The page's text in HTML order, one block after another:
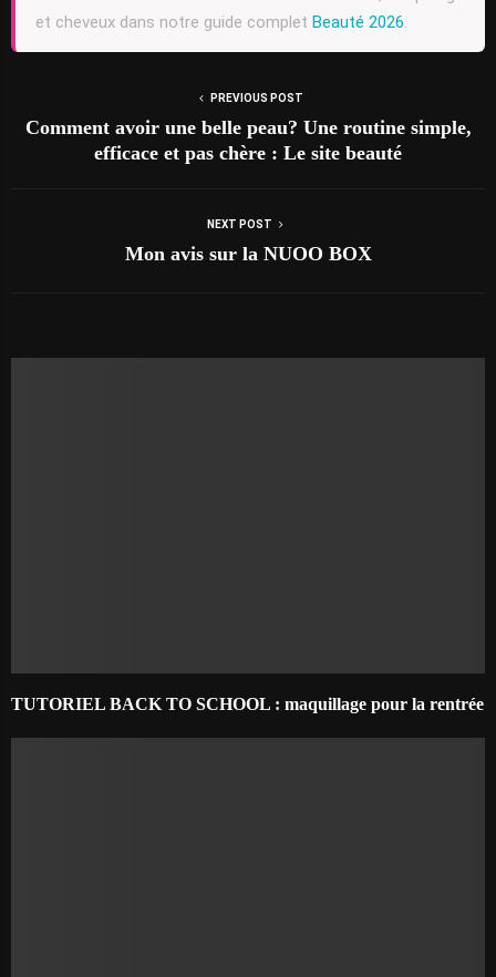
et cheveux dans notre guide complet Beauté 2026
PREVIOUS POST
Comment avoir une belle peau? Une routine simple,
efficace et pas chère : Le site beauté
NEXT POST
Mon avis sur la NUOO BOX
TUTORIEL BACK TO SCHOOL : maquillage pour la rentrée